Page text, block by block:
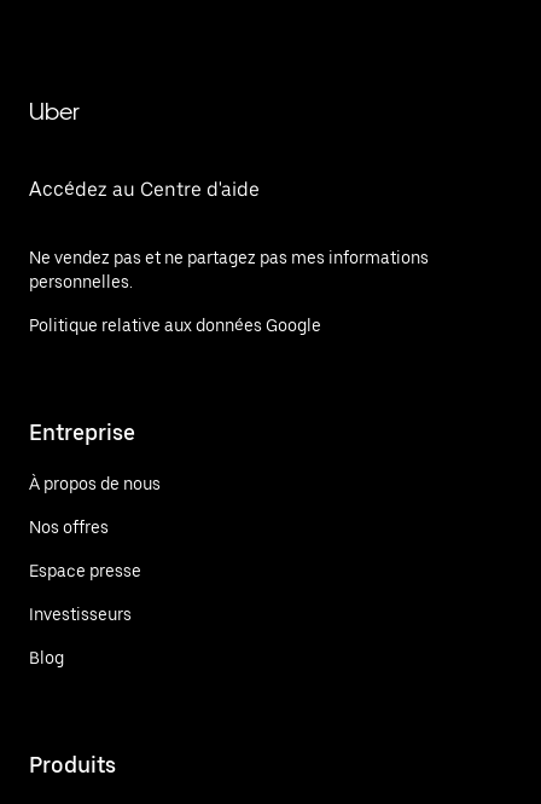
Uber
Accédez au Centre d'aide
Ne vendez pas et ne partagez pas mes informations
personnelles.
Politique relative aux données Google
Entreprise
À propos de nous
Nos offres
Espace presse
Investisseurs
Blog
Produits